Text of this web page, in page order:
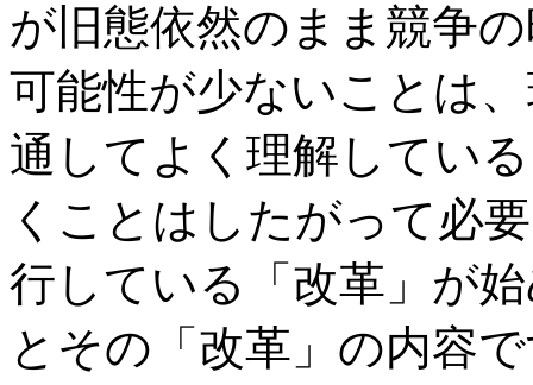
が旧態依然のまま競争
可能性が少ないことは
通してよく理解してい
くことはしたがって必
行している「改革」が
とその「改革」の内容